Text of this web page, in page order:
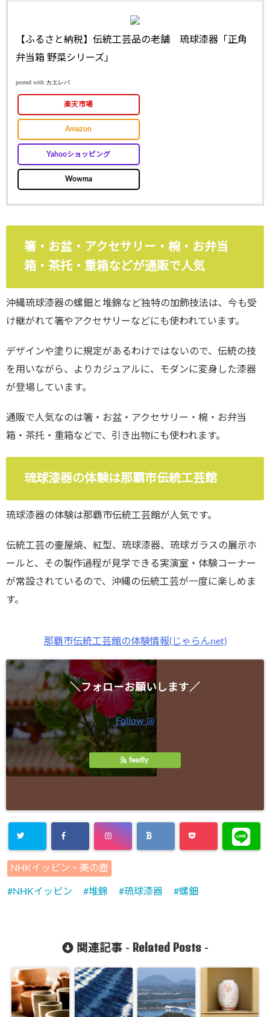
【ふるさと納税】伝統工芸品の老舗 琉球漆器「正角
弁当箱 野菜シリーズ」
posted with カエレバ
楽天市場
Amazon
Yahooショッピング
Wowma
箸・お盆・アクセサリー・椀・お弁当
箱・茶托・重箱などが通販で人気
沖縄琉球漆器の螺鈿と堆錦など独特の加飾技法は、今も受
け継がれて箸やアクセサリーなどにも使われています。
デザインや塗りに規定があるわけではないので、伝統の技
を用いながら、よりカジュアルに、モダンに変身した漆器
が登場しています。
通販で人気なのは箸・お盆・アクセサリー・椀・お弁当
箱・茶托・重箱などで、引き出物にも使われます。
琉球漆器の体験は那覇市伝統工芸館
琉球漆器の体験は那覇市伝統工芸館が人気です。
伝統工芸の壷屋焼、紅型、琉球漆器、琉球ガラスの展示ホ
ールと、その製作過程が見学できる実演室・体験コーナー
が常設されているので、沖縄の伝統工芸が一度に楽しめま
す。
那覇市伝統工芸館の体験情報(じゃらんnet)
＼フォローお願いします／
Follow @
feedly
NHKイッピン・美の壺
NHKイッピン 堆錦 琉球漆器 螺鈿
関連記事 - Related Posts-